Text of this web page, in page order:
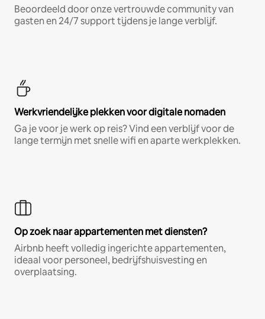
Beoordeeld door onze vertrouwde community van
gasten en 24/7 support tijdens je lange verblijf.
Werkvriendelijke plekken voor digitale nomaden
Ga je voor je werk op reis? Vind een verblijf voor de
lange termijn met snelle wifi en aparte werkplekken.
Op zoek naar appartementen met diensten?
Airbnb heeft volledig ingerichte appartementen,
ideaal voor personeel, bedrijfshuisvesting en
overplaatsing.